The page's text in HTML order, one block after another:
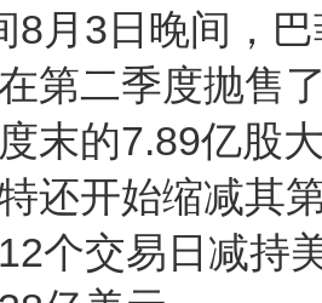
8月3日晚间，
第二季度抛售
末的7.89亿股
还开始缩减
个交易日减持